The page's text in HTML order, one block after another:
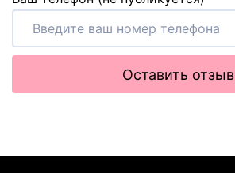
Оставить отзыв